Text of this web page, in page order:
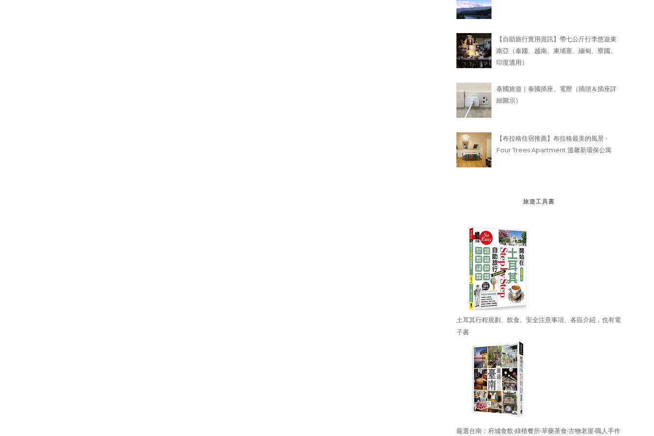
【自助旅行實用資訊】帶七公斤行李悠遊東
南亞（泰國、越南、柬埔寨、緬甸、寮國、
印度適用）
泰國旅遊｜泰國插座、電壓（插頭＆插座詳
細圖示）
【布拉格住宿推薦】布拉格最美的風景 -
Four Trees Apartment 溫馨新環保公寓
旅遊工具書
土耳其行程規劃、飲食、安全注意事項、各區介紹，也有電
子書
嚴選台南：府城食飲‧綠植餐所‧草藥茶食‧古物老屋‧職人手作